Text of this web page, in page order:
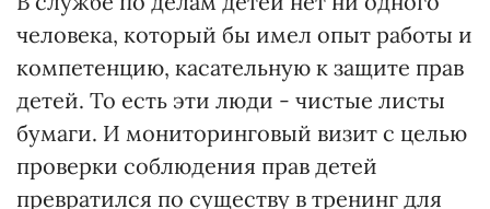
человека, который бы имел опыт работы и
компетенцию, касательную к защите прав
детей. То есть эти люди - чистые листы
бумаги. И мониторинговый визит с целью
проверки соблюдения прав детей
превратился по существу в тренинг для